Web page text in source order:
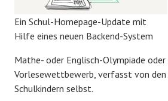
Ein Schul-Homepage-Update mit
Hilfe eines neuen Backend-System
Mathe- oder Englisch-Olympiade
Vorlesewettbewerb, verfasst von den
Schulkindern selbst.